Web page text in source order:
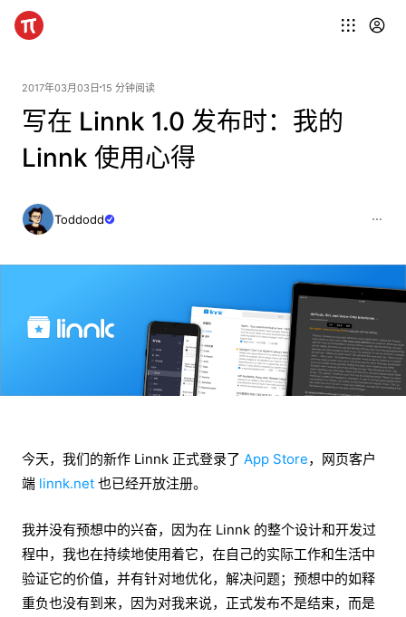
2017年03月03日 15 分钟阅读
写在 Linnk 1.0 发布时：我的
Linnk 使用心得
Toddodd
今天，我们的新作 Linnk 正式登录了 App Store，网页客户
端 linnk.net 也已经开放注册。
我并没有预想中的兴奋，因为在 Linnk 的整个设计和开发过
程中，我也在持续地使用着它，在自己的实际工作和生活中
验证它的价值，并有针对地优化，解决问题；预想中的如释
重负也没有到来，因为对我来说，正式发布不是结束，而是